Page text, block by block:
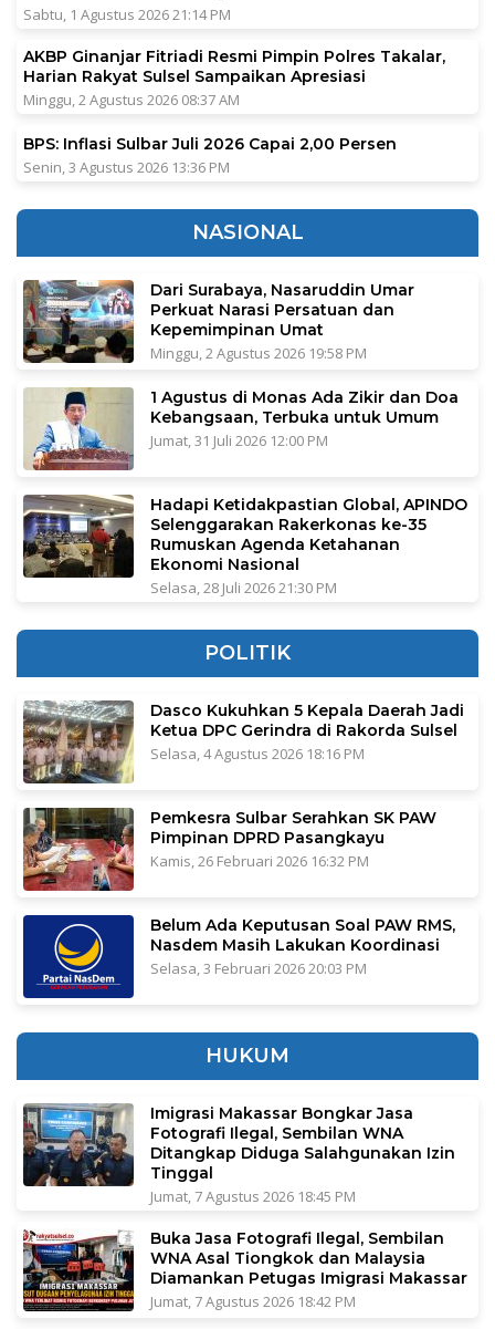
Sabtu, 1 Agustus 2026 21:14 PM
AKBP Ginanjar Fitriadi Resmi Pimpin Polres Takalar,
Harian Rakyat Sulsel Sampaikan Apresiasi
Minggu, 2 Agustus 2026 08:37 AM
BPS: Inflasi Sulbar Juli 2026 Capai 2,00 Persen
Senin, 3 Agustus 2026 13:36 PM
NASIONAL
Dari Surabaya, Nasaruddin Umar
Perkuat Narasi Persatuan dan
Kepemimpinan Umat
Minggu, 2 Agustus 2026 19:58 PM
1 Agustus di Monas Ada Zikir dan Doa
Kebangsaan, Terbuka untuk Umum
Jumat, 31 Juli 2026 12:00 PM
Hadapi Ketidakpastian Global, APINDO
Selenggarakan Rakerkonas ke-35
Rumuskan Agenda Ketahanan
Ekonomi Nasional
Selasa, 28 Juli 2026 21:30 PM
POLITIK
Dasco Kukuhkan 5 Kepala Daerah Jadi
Ketua DPC Gerindra di Rakorda Sulsel
Selasa, 4 Agustus 2026 18:16 PM
Pemkesra Sulbar Serahkan SK PAW
Pimpinan DPRD Pasangkayu
Kamis, 26 Februari 2026 16:32 PM
Belum Ada Keputusan Soal PAW RMS,
Nasdem Masih Lakukan Koordinasi
Selasa, 3 Februari 2026 20:03 PM
HUKUM
Imigrasi Makassar Bongkar Jasa
Fotografi Ilegal, Sembilan WNA
Ditangkap Diduga Salahgunakan Izin
Tinggal
Jumat, 7 Agustus 2026 18:45 PM
Buka Jasa Fotografi Ilegal, Sembilan
WNA Asal Tiongkok dan Malaysia
Diamankan Petugas Imigrasi Makassar
Jumat, 7 Agustus 2026 18:42 PM